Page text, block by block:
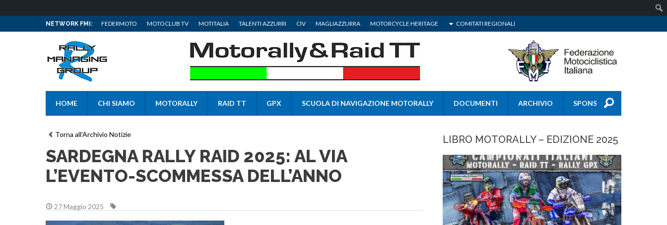
NETWORK FMI: FEDERMOTO MOTOCLUB TV MOTITALIA TALENTI AZZURRI CIV MAGLIAZZURRA MOTORCYCLE HERITAGE COMITATI REGIONALI
HOME CHI SIAMO MOTORALLY RAID TT GPX SCUOLA DI NAVIGAZIONE MOTORALLY DOCUMENTI ARCHIVIO SPONSOR
Torna all'Archivio Notizie
SARDEGNA RALLY RAID 2025: AL VIA
L’EVENTO-SCOMMESSA DELL’ANNO
27 Maggio 2025
LIBRO MOTORALLY – EDIZIONE 2025